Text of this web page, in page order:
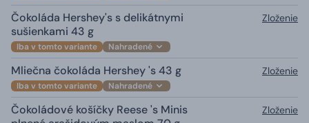
Čokoláda Hershey's s delikátnymi
sušienkami 43 g
Iba v tomto variante Nahradené
Zloženie
Mliečna čokoláda Hershey 's 43 g
Iba v tomto variante Nahradené
Zloženie
Čokoládové košíčky Reese 's Minis
Zloženie